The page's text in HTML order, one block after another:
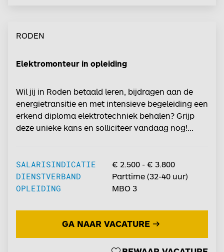
RODEN
Elektromonteur in opleiding
Wil jij in Roden betaald leren, bijdragen aan de
energietransitie en met intensieve begeleiding een
erkend diploma elektrotechniek behalen? Grijp
deze unieke kans en solliciteer vandaag nog!...
SALARISINDICATIE € 2.500 - € 3.800
DIENSTVERBAND Parttime (32-40 uur)
OPLEIDING MBO 3
GA NAAR VACATURE